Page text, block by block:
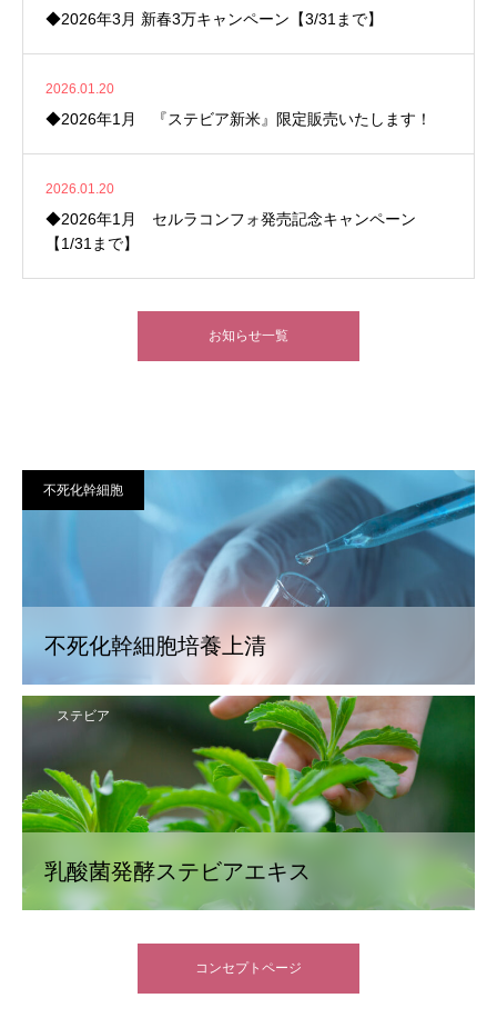
◆2026年3月 新春3万キャンペーン【3/31まで】
2026.01.20
◆2026年1月 『ステビア新米』限定販売いたします！
2026.01.20
◆2026年1月 セルラコンフォ発売記念キャンペーン
【1/31まで】
お知らせ一覧
不死化幹細胞
不死化幹細胞培養上清
ステビア
乳酸菌発酵ステビアエキス
コンセプトページ